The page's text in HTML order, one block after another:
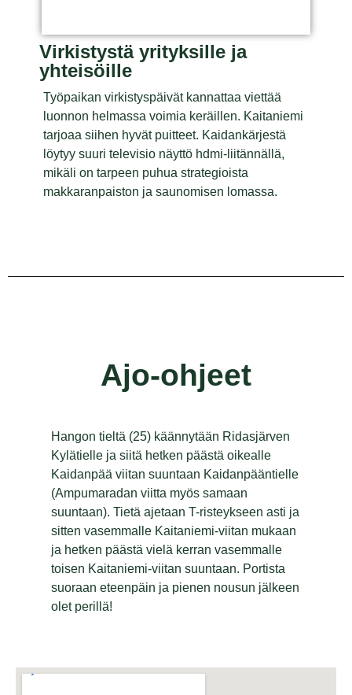
Virkistystä yrityksille ja
yhteisöille
Työpaikan virkistyspäivät kannattaa viettää
luonnon helmassa voimia keräillen. Kaitaniemi
tarjoaa siihen hyvät puitteet. Kaidankärjestä
löytyy suuri televisio näyttö hdmi-liitännällä,
mikäli on tarpeen puhua strategioista
makkaranpaiston ja saunomisen lomassa.
Ajo-ohjeet
Hangon tieltä (25) käännytään Ridasjärven
Kylätielle ja siitä hetken päästä oikealle
Kaidanpää viitan suuntaan Kaidanpääntielle
(Ampumaradan viitta myös samaan
suuntaan). Tietä ajetaan T-risteykseen asti ja
sitten vasemmalle Kaitaniemi-viitan mukaan
ja hetken päästä vielä kerran vasemmalle
toisen Kaitaniemi-viitan suuntaan. Portista
suoraan eteenpäin ja pienen nousun jälkeen
olet perillä!